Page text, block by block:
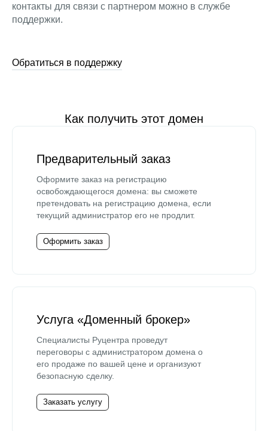
контакты для связи с партнером можно в службе
поддержки.
Обратиться в поддержку
Как получить этот домен
Предварительный заказ
Оформите заказ на регистрацию
освобождающегося домена: вы сможете
претендовать на регистрацию домена, если
текущий администратор его не продлит.
Оформить заказ
Услуга «Доменный брокер»
Специалисты Руцентра проведут
переговоры с администратором домена о
его продаже по вашей цене и организуют
безопасную сделку.
Заказать услугу